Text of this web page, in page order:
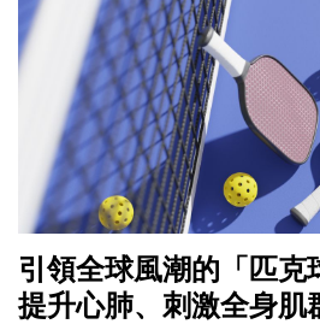
引領全球風潮的「匹克
提升心肺、刺激全身肌